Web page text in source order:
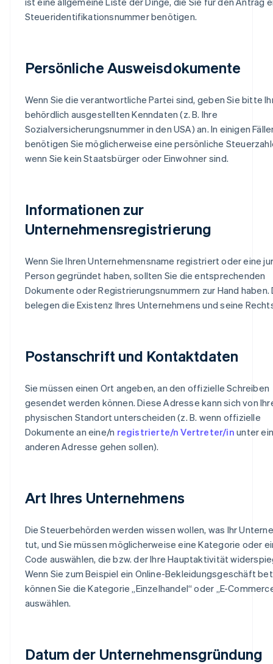
Steueridentifikationsnummer benötigen.
Persönliche Ausweisdokumente
Wenn Sie die verantwortliche Partei sind, geben Sie bitte
behördlich ausgestellten Kenndaten (z. B. Ihre
Sozialversicherungsnummer in den USA) an. In einigen
benötigen Sie möglicherweise eine persönliche
wenn Sie kein Staatsbürger oder Einwohner sind.
Informationen zur
Unternehmensregistrierung
Wenn Sie Ihren Unternehmensname registriert oder eine
Person gegründet haben, sollten Sie die entsprechenden
Dokumente oder Registrierungsnummern zur Hand haben.
belegen die Existenz Ihres Unternehmens und seine
Postanschrift und Kontaktdaten
Sie müssen einen Ort angeben, an den offizielle Schreiben
gesendet werden können. Diese Adresse kann sich von
physischen Standort unterscheiden (z. B. wenn offizielle
Dokumente an eine/n registrierte/n Vertreter/in unter
anderen Adresse gehen sollen).
Art Ihres Unternehmens
Die Steuerbehörden werden wissen wollen, was Ihr
tut, und Sie müssen möglicherweise eine Kategorie oder
Code auswählen, die bzw. der Ihre Hauptaktivität
Wenn Sie zum Beispiel ein Online-Bekleidungsgeschäft
können Sie die Kategorie „Einzelhandel“ oder „E-
auswählen.
Datum der Unternehmensgründung